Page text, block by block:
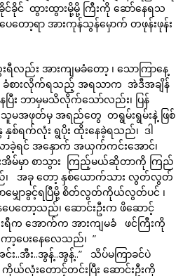
င် ထွားထွားမို့မို့ ကြီးကို ဆော်နေရသ
ေတော့ရာ အားကုန်သွန်မှောက် တဖုန်းဖုန်း
ရီလည်း အားကျမခံတော့ ၊ သောကြာနေ့
ခံစားလိုက်ရသည့် အရသာက အဲဒီအချိန်
ြီး ဘာမှမသိလိုက်သော်လည်း၊ ပြန်
နဲ့ သူမအဖုတ်မှ အရည်တွေ တရွမ်းရွမ်းနဲ့ ဖြစ်
နှစ်ရက်လုံး ရွပိုး ထိုးနေခဲ့ရသည်၊ ဒါ
လာခဲ့ရင် အနှောက် အယှက်ကင်းအောင်၊
မ်မှာ စာသွား ကြည့်မယ်ဆိုတာကို ကြည်
၊ အခု တော့ နှစ်ယောက်သား လွတ်လွတ်
မျှောခွင့်ရပြီမို့ စိတ်လွတ်ကိုယ်လွတ်ပင် ၊
ေတော့သည်၊ ဆောင်းဦးက ဖိဆောင့်
ရီက အောက်က အားကျမခံ ဖင်ကြီးကို
ော့ပေးနေလေသည်၊ ”
း..အီး..အွန့်..အွန့်..” သိပ်မကြာခင်ပဲ
ယ်လုံးတောင့်တင်းပြီး ဆောင်းဦးကို